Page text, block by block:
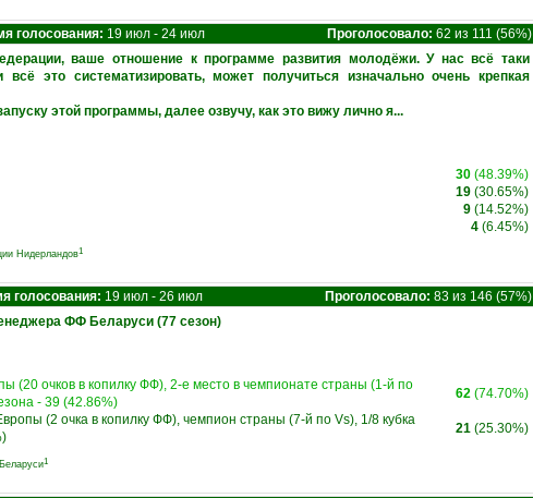
голосования: 19 июл - 24 июл Проголосовало: 62 из 111 (56%)
ваше отношение к программе развития молодёжи. У нас всё таки
это систематизировать, может получиться изначально очень крепкая
этой программы, далее озвучу, как это вижу лично я...
30 (48.39%)
19 (30.65%)
9 (14.52%)
4 (6.45%)
Нидерландов1
голосования: 19 июл - 26 июл Проголосовало: 83 из 146 (57%)
ФФ Беларуси (77 сезон)
(20 очков в копилку ФФ), 2-е место в чемпионате страны (1-й по
- 39 (42.86%)
62 (74.70%)
(2 очка в копилку ФФ), чемпион страны (7-й по Vs), 1/8 кубка
21 (25.30%)
1